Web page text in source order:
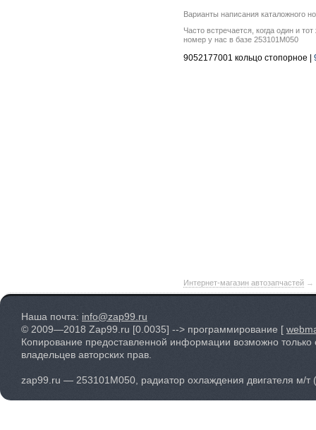
Варианты написания каталожного
Часто встречается, когда один и
номер у нас в базе 253101M050
9052177001 кольцо стопорное |
Интернет-магазин автозапчастей →
Наша почта: info@zap99.ru
© 2009—2018 Zap99.ru [0.0035] --> программирование [
Копирование предоставленной информации возможно только
владельцев авторских прав.
zap99.ru — 253101M050, радиатор охлаждения двигателя м/т